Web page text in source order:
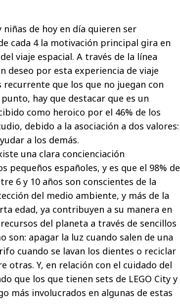
niñas de hoy en día quieren ser
cada 4 la motivación principal gira en
viaje espacial. A través de la línea
deseo por esta experiencia de viaje
que los que no juegan con
hay que destacar que es un
como heroico por el 46% de los
debido a la asociación a dos valores:
a los demás.
una clara concienciación
pequeños españoles, y es que el 98% de
6 y 10 años son conscientes de la
del medio ambiente, y más de la
edad, ya contribuyen a su manera en
del planeta a través de sencillos
son: apagar la luz cuando salen de una
cuando se lavan los dientes o reciclar
otras. Y, en relación con el cuidado del
que los que tienen sets de LEGO City y
más involucrados en algunas de estas